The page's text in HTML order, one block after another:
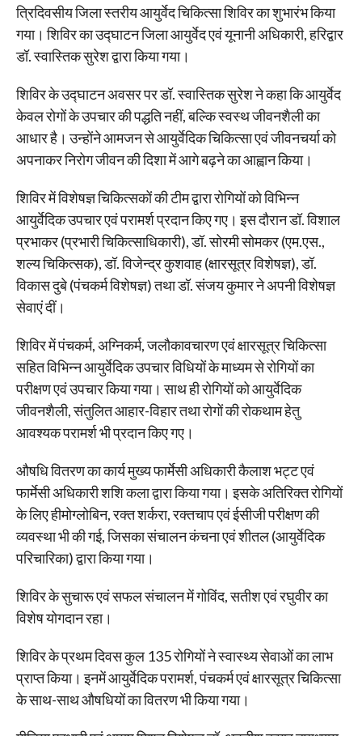
त्रिदिवसीय जिला स्तरीय आयुर्वेद चिकित्सा शिविर का शुभारंभ किया
गया। शिविर का उद्घाटन जिला आयुर्वेद एवं यूनानी अधिकारी, हरिद्वार
डॉ. स्वास्तिक सुरेश द्वारा किया गया।
शिविर के उद्घाटन अवसर पर डॉ. स्वास्तिक सुरेश ने कहा कि आयुर्वेद
केवल रोगों के उपचार की पद्धति नहीं, बल्कि स्वस्थ जीवनशैली का
आधार है। उन्होंने आमजन से आयुर्वेदिक चिकित्सा एवं जीवनचर्या को
अपनाकर निरोग जीवन की दिशा में आगे बढ़ने का आह्वान किया।
शिविर में विशेषज्ञ चिकित्सकों की टीम द्वारा रोगियों को विभिन्न
आयुर्वेदिक उपचार एवं परामर्श प्रदान किए गए। इस दौरान डॉ. विशाल
प्रभाकर (प्रभारी चिकित्साधिकारी), डॉ. सोरमी सोमकर (एम.एस.,
शल्य चिकित्सक), डॉ. विजेन्द्र कुशवाह (क्षारसूत्र विशेषज्ञ), डॉ.
विकास दुबे (पंचकर्म विशेषज्ञ) तथा डॉ. संजय कुमार ने अपनी विशेषज्ञ
सेवाएं दीं।
शिविर में पंचकर्म, अग्निकर्म, जलौकावचारण एवं क्षारसूत्र चिकित्सा
सहित विभिन्न आयुर्वेदिक उपचार विधियों के माध्यम से रोगियों का
परीक्षण एवं उपचार किया गया। साथ ही रोगियों को आयुर्वेदिक
जीवनशैली, संतुलित आहार-विहार तथा रोगों की रोकथाम हेतु
आवश्यक परामर्श भी प्रदान किए गए।
औषधि वितरण का कार्य मुख्य फार्मेसी अधिकारी कैलाश भट्ट एवं
फार्मेसी अधिकारी शशि कला द्वारा किया गया। इसके अतिरिक्त रोगियों
के लिए हीमोग्लोबिन, रक्त शर्करा, रक्तचाप एवं ईसीजी परीक्षण की
व्यवस्था भी की गई, जिसका संचालन कंचना एवं शीतल (आयुर्वेदिक
परिचारिका) द्वारा किया गया।
शिविर के सुचारू एवं सफल संचालन में गोविंद, सतीश एवं रघुवीर का
विशेष योगदान रहा।
शिविर के प्रथम दिवस कुल 135 रोगियों ने स्वास्थ्य सेवाओं का लाभ
प्राप्त किया। इनमें आयुर्वेदिक परामर्श, पंचकर्म एवं क्षारसूत्र चिकित्सा
के साथ-साथ औषधियों का वितरण भी किया गया।